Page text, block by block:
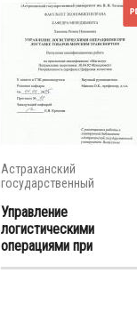
Астраханский
государственный
Управление
логистическими
операциями при
доставке...